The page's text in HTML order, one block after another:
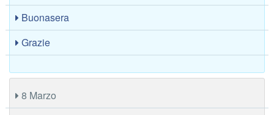
Buonasera
Grazie
8 Marzo